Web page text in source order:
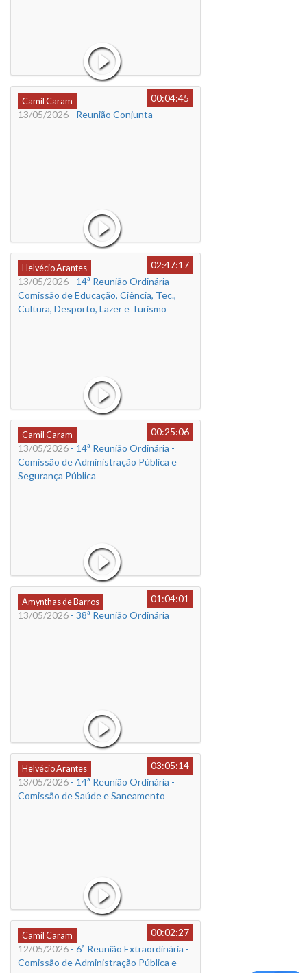
Camil Caram
00:04:45
13/05/2026 - Reunião Conjunta
Helvécio Arantes
02:47:17
13/05/2026 - 14ª Reunião Ordinária -
Comissão de Educação, Ciência, Tec.,
Cultura, Desporto, Lazer e Turismo
Camil Caram
00:25:06
13/05/2026 - 14ª Reunião Ordinária -
Comissão de Administração Pública e
Segurança Pública
Amynthas de Barros
01:04:01
13/05/2026 - 38ª Reunião Ordinária
Helvécio Arantes
03:05:14
13/05/2026 - 14ª Reunião Ordinária -
Comissão de Saúde e Saneamento
Camil Caram
00:02:27
12/05/2026 - 6ª Reunião Extraordinária -
Comissão de Administração Pública e